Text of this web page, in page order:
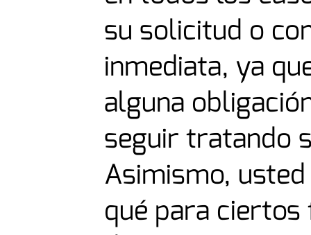
su solicitud o
inmediata, ya
alguna
seguir tratando
Asimismo,
qué para